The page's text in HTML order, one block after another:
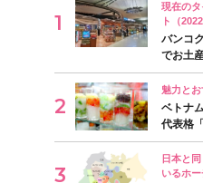
現在の
ト（
バンコ
でお土
魅力と
ベトナ
代表格
日本と
いるホ